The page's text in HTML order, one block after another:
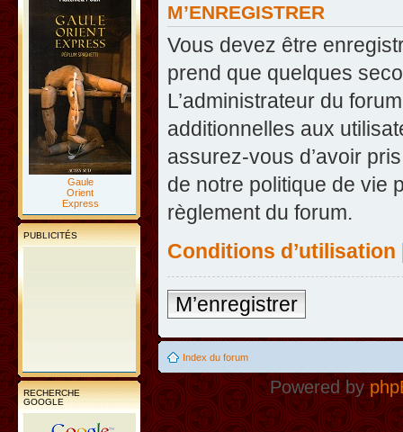
Gaule
Orient
Express
PUBLICITÉS
RECHERCHE
GOOGLE
M’ENREGISTRER
Vous devez être
prend que quelques
L’administrateur du
additionnelles aux
assurez-vous d’avoir
de notre politique de vie
règlement du forum.
Conditions d’utilisation
M’enregistrer
Index du forum
Powered by